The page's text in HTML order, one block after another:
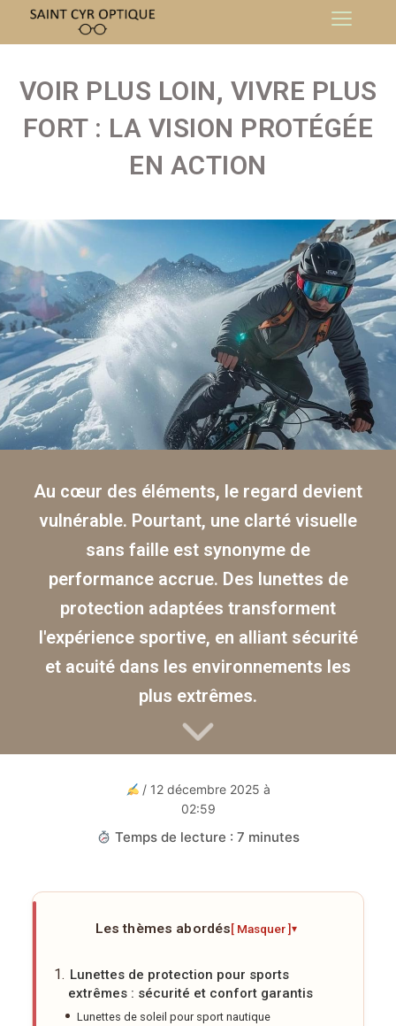
VOIR PLUS LOIN, VIVRE PLUS
FORT : LA VISION PROTÉGÉE
EN ACTION
Au cœur des éléments, le regard devient
vulnérable. Pourtant, une clarté visuelle
sans faille est synonyme de
performance accrue. Des lunettes de
protection adaptées transforment
l'expérience sportive, en alliant sécurité
et acuité dans les environnements les
plus extrêmes.
/ 12 décembre 2025 à
02:59
Temps de lecture : 7 minutes
Les thèmes abordés[ Masquer ]▾
Lunettes de protection pour sports
extrêmes : sécurité et confort garantis
Lunettes de soleil pour sport nautique